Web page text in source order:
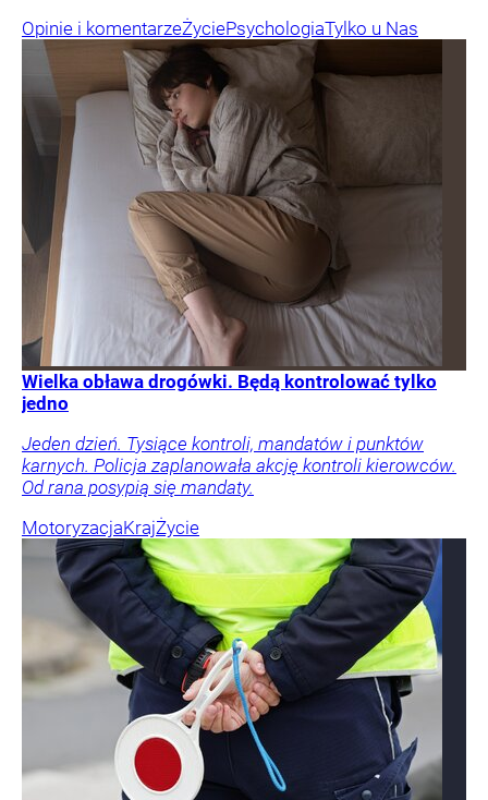
Opinie i komentarzeŻyciePsychologiaTylko u Nas
Wielka obława drogówki. Będą kontrolować tylko
jedno
Jeden dzień. Tysiące kontroli, mandatów i punktów
karnych. Policja zaplanowała akcję kontroli kierowców.
Od rana posypią się mandaty.
MotoryzacjaKrajŻycie